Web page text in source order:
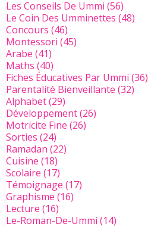
Les Conseils De Ummi (56)
Le Coin Des Umminettes (48)
Concours (46)
Montessori (45)
Arabe (41)
Maths (40)
Fiches Éducatives Par Ummi (36)
Parentalité Bienveillante (32)
Alphabet(29)
Développement(26)
Motricite Fine (26)
Sorties (24)
Ramadan (22)
Cuisine (18)
Scolaire (17)
Témoignage (17)
Graphisme (16)
Lecture (16)
Le-Roman-De-Ummi (14)